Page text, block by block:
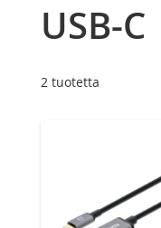
USB-C
2 tuotetta